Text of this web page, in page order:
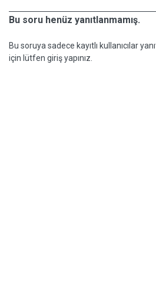
Bu soru henüz yanıtlanmamış.
Bu soruya sadece kayıtlı kullanıcılar
için lütfen giriş yapınız.